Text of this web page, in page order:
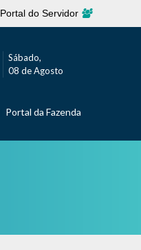
Portal do Servidor
Sábado,
08 de Agosto
Portal da Fazenda